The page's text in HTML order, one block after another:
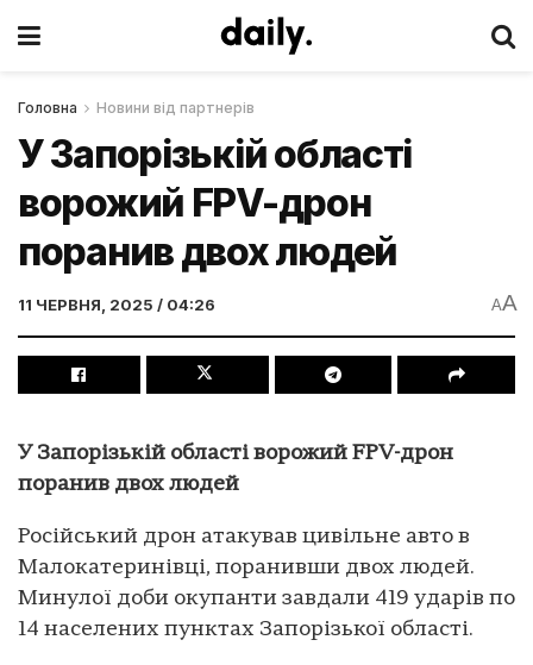
Головна Новини від партнерів
У Запорізькій області
ворожий FPV-дрон
поранив двох людей
11 ЧЕРВНЯ, 2025 / 04:26 AA
У Запорізькій області ворожий FPV-дрон
поранив двох людей
Російський дрон атакував цивільне авто в
Малокатеринівці, поранивши двох людей.
Минулої доби окупанти завдали 419 ударів по
14 населених пунктах Запорізької області.